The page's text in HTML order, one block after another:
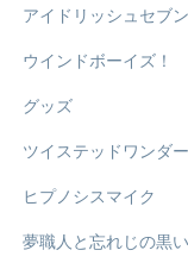
アイドリッシュセブン
ウインドボーイズ！
グッズ
ツイステッドワンダ
ヒプノシスマイク
夢職人と忘れじの黒